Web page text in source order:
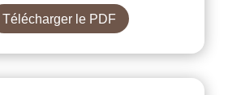
Télécharger le PDF